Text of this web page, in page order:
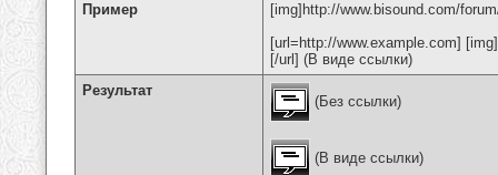
Пример
[img]http://www.bisound.com/
[url=http://www.example.com]
[/url] (В виде ссылки)
Результат
(Без ссылки)
(В виде ссылки)